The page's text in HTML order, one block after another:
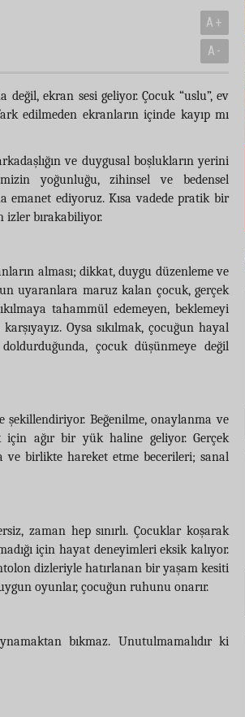
A+
A-
ekran sesi geliyor. Çocuk “uslu”, ev
edilmeden ekranların içinde kayıp mı
ve duygusal boşlukların yerini
yoğunluğu, zihinsel ve bedensel
emanet ediyoruz. Kısa vadede pratik bir
izler bırakabiliyor.
alması; dikkat, duygu düzenleme ve
uyaranlara maruz kalan çocuk, gerçek
tahammül edemeyen, beklemeyi
Oysa sıkılmak, çocuğun hayal
çocuk düşünmeye değil
şekillendiriyor. Beğenilme, onaylanma ve
için ağır bir yük haline geliyor. Gerçek
ve birlikte hareket etme becerileri; sanal
zaman hep sınırlı. Çocuklar koşarak
için hayat deneyimleri eksik kalıyor.
dizleriyle hatırlanan bir yaşam kesiti
oyunlar, çocuğun ruhunu onarır.
bıkmaz. Unutulmamalıdır ki